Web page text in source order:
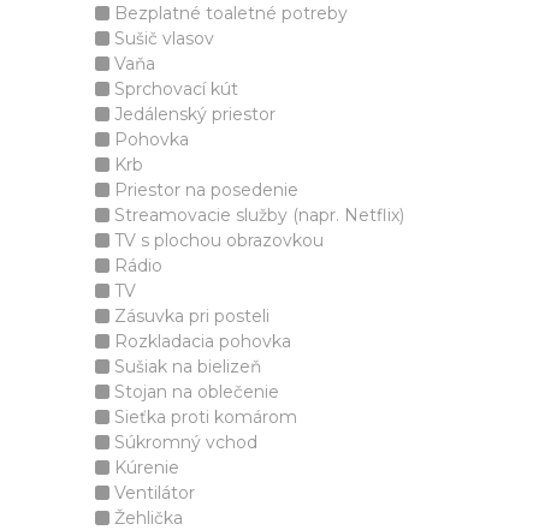
Bezplatné toaletné potreby
Sušič vlasov
Vaňa
Sprchovací kút
Jedálenský priestor
Pohovka
Krb
Priestor na posedenie
Streamovacie služby (napr. Netflix)
TV s plochou obrazovkou
Rádio
TV
Zásuvka pri posteli
Rozkladacia pohovka
Sušiak na bielizeň
Stojan na oblečenie
Sieťka proti komárom
Súkromný vchod
Kúrenie
Ventilátor
Žehlička